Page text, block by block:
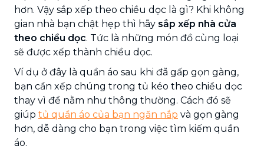
hơn. Vậy sắp xếp theo chiều dọc là gì? Khi không
gian nhà bạn chật hẹp thì hãy sắp xếp nhà cửa
theo chiều dọc. Tức là những món đồ cùng loại
sẽ được xếp thành chiều dọc.
Ví dụ ở đây là quần áo sau khi đã gấp gọn gàng,
bạn cần xếp chúng trong tủ kéo theo chiều dọc
thay vì để nằm như thông thường. Cách đó sẽ
giúp tủ quần áo của bạn ngăn nắp và gọn gàng
hơn, dễ dàng cho bạn trong việc tìm kiếm quần
áo.